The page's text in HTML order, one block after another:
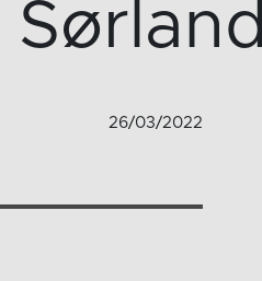
26/03/2022